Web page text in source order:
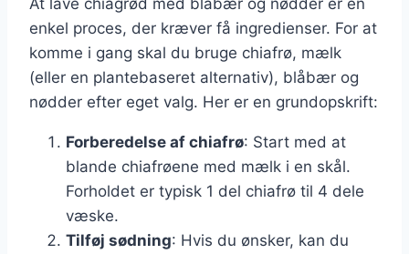
enkel proces, der kræver få ingredienser. For at
komme i gang skal du bruge chiafrø, mælk
(eller en plantebaseret alternativ), blåbær og
nødder efter eget valg. Her er en grundopskrift:
Forberedelse af chiafrø: Start med at
blande chiafrøene med mælk i en skål.
Forholdet er typisk 1 del chiafrø til 4 dele
væske.
Tilføj sødning: Hvis du ønsker, kan du